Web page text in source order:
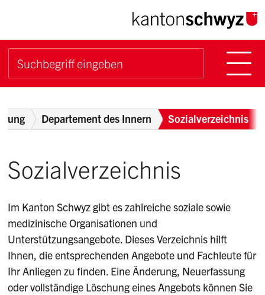
Navigieren im Kanton
Schnellnavigation
Suchbegriff
Breadcrumb
Departement des Innern Sozialverzeichnis
Sozialverzeichnis
Im Kanton Schwyz gibt es zahlreiche soziale sowie
medizinische Organisationen und
Unterstützungsangebote. Dieses Verzeichnis hilft
Ihnen, die entsprechenden Angebote und Fachleute für
Ihr Anliegen zu finden. Eine Änderung, Neuerfassung
oder vollständige Löschung eines Angebots können Sie